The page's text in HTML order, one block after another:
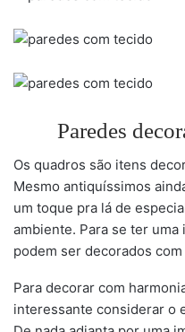
Paredes
Os quadros são itens
Mesmo antiquíssimos
um toque pra lá de
ambiente. Para se ter
podem ser decorados
Para decorar com
interessante considerar o